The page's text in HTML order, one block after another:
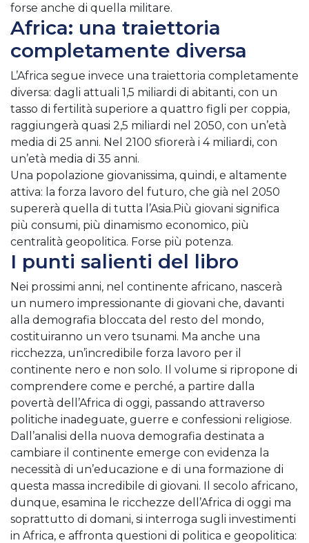
forse anche di quella militare.
Africa: una traiettoria
completamente diversa
L’Africa segue invece una traiettoria completamente
diversa: dagli attuali 1,5 miliardi di abitanti, con un
tasso di fertilità superiore a quattro figli per coppia,
raggiungerà quasi 2,5 miliardi nel 2050, con un’età
media di 25 anni. Nel 2100 sfiorerà i 4 miliardi, con
un’età media di 35 anni.
Una popolazione giovanissima, quindi, e altamente
attiva: la forza lavoro del futuro, che già nel 2050
supererà quella di tutta l’Asia.Più giovani significa
più consumi, più dinamismo economico, più
centralità geopolitica. Forse più potenza.
I punti salienti del libro
Nei prossimi anni, nel continente africano, nascerà
un numero impressionante di giovani che, davanti
alla demografia bloccata del resto del mondo,
costituiranno un vero tsunami. Ma anche una
ricchezza, un’incredibile forza lavoro per il
continente nero e non solo. Il volume si ripropone di
comprendere come e perché, a partire dalla
povertà dell’Africa di oggi, passando attraverso
politiche inadeguate, guerre e confessioni religiose.
Dall’analisi della nuova demografia destinata a
cambiare il continente emerge con evidenza la
necessità di un’educazione e di una formazione di
questa massa incredibile di giovani. Il secolo africano,
dunque, esamina le ricchezze dell’Africa di oggi ma
soprattutto di domani, si interroga sugli investimenti
in Africa, e affronta questioni di politica e geopolitica: